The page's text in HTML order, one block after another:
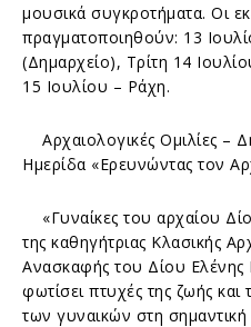
μουσικά συγκροτήματα. Οι
πραγματοποιηθούν: 13
(Δημαρχείο), Τρίτη 14
15 Ιουλίου – Ράχη.
Αρχαιολογικές Ομιλίες –
Ημερίδα «Ερευνώντας τον
«Γυναίκες του αρχαίου
της καθηγήτριας Κλασικής
Ανασκαφής του Δίου
φωτίσει πτυχές της ζωής και
των γυναικών στη